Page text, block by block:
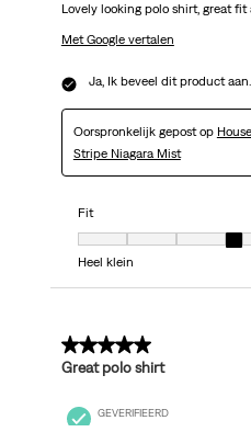
Lovely looking polo shirt, great
Met Google vertalen
Ja, Ik beveel dit product aan.
Oorspronkelijk gepost op
Stripe Niagara Mist
Fit
Fit, 4 van 7, waarbij 1 gelijk is
Heel klein
5 van 5 sterren.
Great polo shirt
GEVERIFIEERD